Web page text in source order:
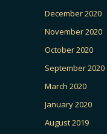
December 2020
November 2020
October 2020
September 2020
March 2020
January 2020
August 2019